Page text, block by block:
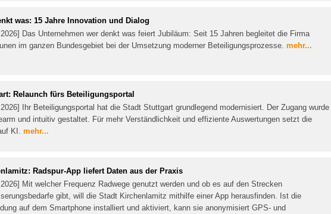
was: 15 Jahre Innovation und Dialog
Das Unternehmen wer denkt was feiert Jubiläum: Seit 15 Jahren begleitet die Firma
im ganzen Bundesgebiet bei der Umsetzung moderner Beteiligungsprozesse. mehr...
Relaunch fürs Beteiligungsportal
Ihr Beteiligungsportal hat die Stadt Stuttgart grundlegend modernisiert. Der Zugang wurde
und intuitiv gestaltet. Für mehr Verständlichkeit und effiziente Auswertungen setzt die
KI. mehr...
Radspur-App liefert Daten aus der Praxis
Mit welcher Frequenz Radwege genutzt werden und ob es auf den Strecken
gibt, will die Stadt Kirchenlamitz mithilfe einer App herausfinden. Ist die
auf dem Smartphone installiert und aktiviert, kann sie anonymisiert GPS- und